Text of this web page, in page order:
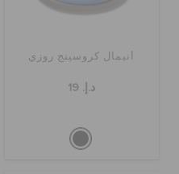
أنيمال كروسينج روزي
د.إ. 19